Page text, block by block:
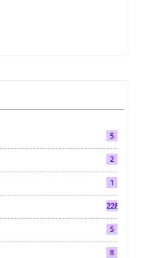
5
2
1
2286
5
8